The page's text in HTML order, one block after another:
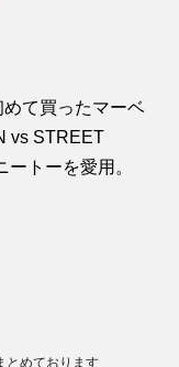
て買ったマーベ
vs STREET
トーを愛用。
とめております